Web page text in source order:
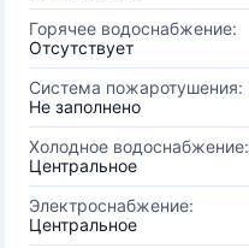
Горячее водоснабжение:
Отсутствует
Система пожаротушения:
Не заполнено
Холодное водоснабжение:
Центральное
Электроснабжение:
Центральное